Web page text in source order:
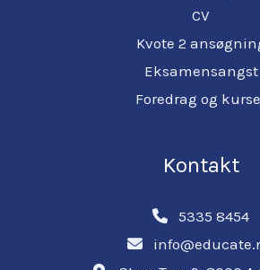
CV
Kvote 2
Eksamensangst
Foredrag og
Kontakt
5335 8454